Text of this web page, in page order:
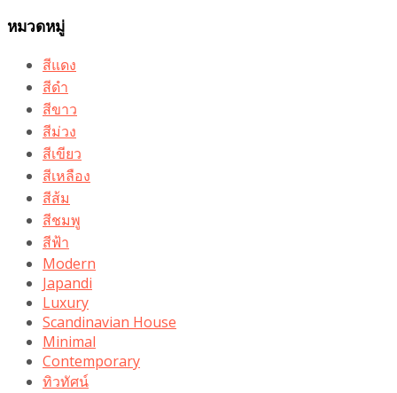
หมวดหมู่
สีแดง
สีดำ
สีขาว
สีม่วง
สีเขียว
สีเหลือง
สีส้ม
สีชมพู
สีฟ้า
Modern
Japandi
Luxury
Scandinavian House
Minimal
Contemporary
ทิวทัศน์